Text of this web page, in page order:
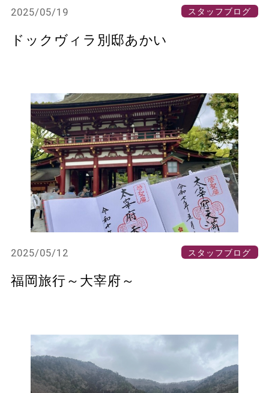
2025/05/19 スタッフブログ
ドックヴィラ別邸あかい
2025/05/12 スタッフブログ
福岡旅行～大宰府～